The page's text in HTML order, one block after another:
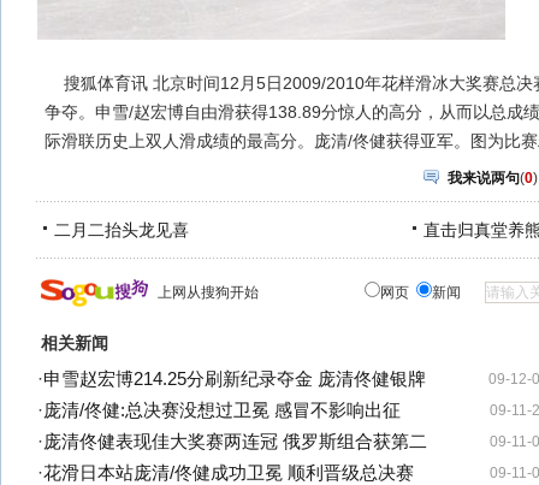
搜狐体育讯 北京时间12月5日2009/2010年花样滑冰大奖赛总决
争夺。申雪/赵宏博自由滑获得138.89分惊人的高分，从而以总成
际滑联历史上双人滑成绩的最高分。庞清/佟健获得亚军。图为比
我来说两句(0)
二月二抬头龙见喜 直击归真堂养
上网从搜狗开始 网页 新闻
相关新闻
09-12-
·申雪赵宏博214.25分刷新纪录夺金 庞清佟健银牌
09-11-
·庞清/佟健:总决赛没想过卫冕 感冒不影响出征
09-11-
·庞清佟健表现佳大奖赛两连冠 俄罗斯组合获第二
09-11-
·花滑日本站庞清/佟健成功卫冕 顺利晋级总决赛